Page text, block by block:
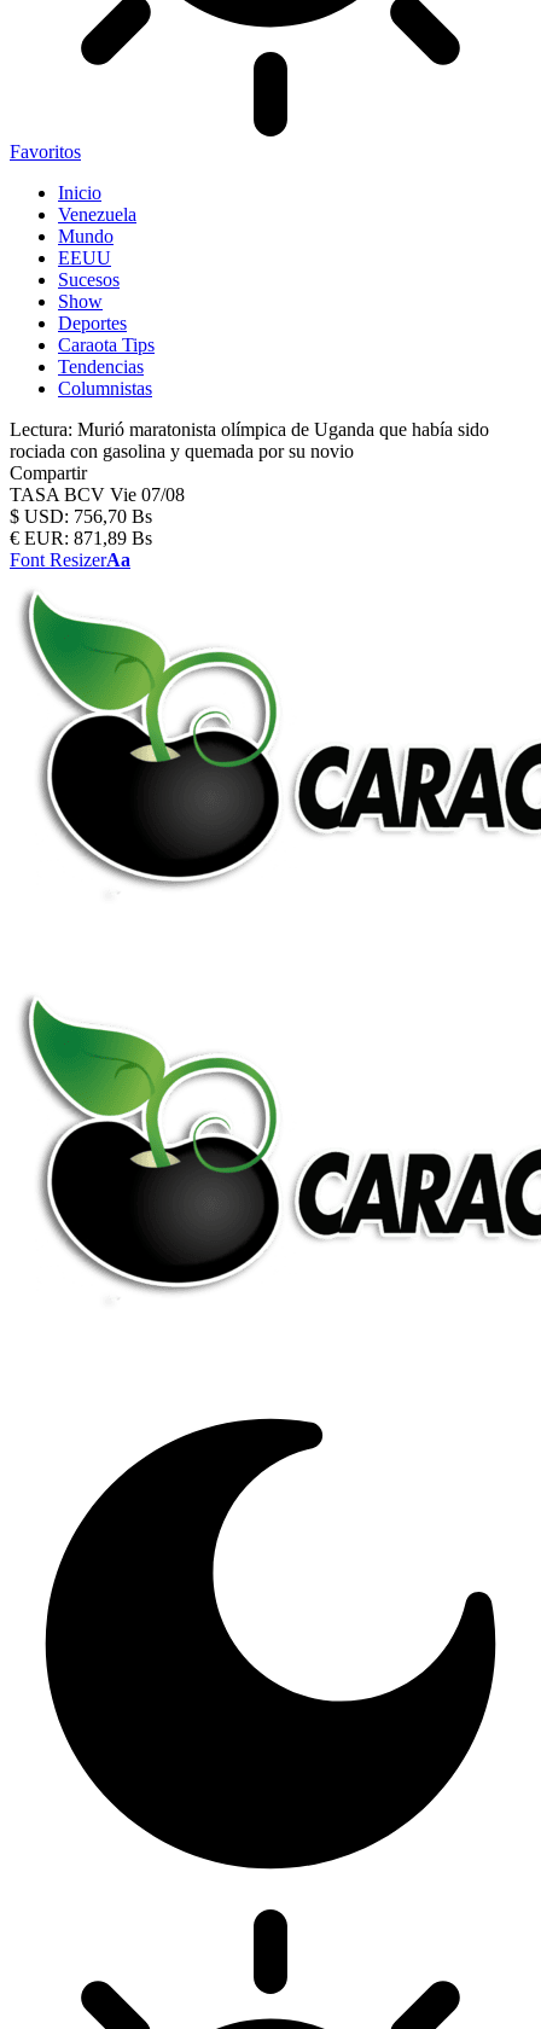
Favoritos
Inicio
Venezuela
Mundo
EEUU
Sucesos
Show
Deportes
Caraota Tips
Tendencias
Columnistas
Lectura: Murió maratonista olímpica de Uganda que había sido
rociada con gasolina y quemada por su novio
Compartir
TASA BCV Vie 07/08
$ USD: 756,70 Bs
€ EUR: 871,89 Bs
Font ResizerAa